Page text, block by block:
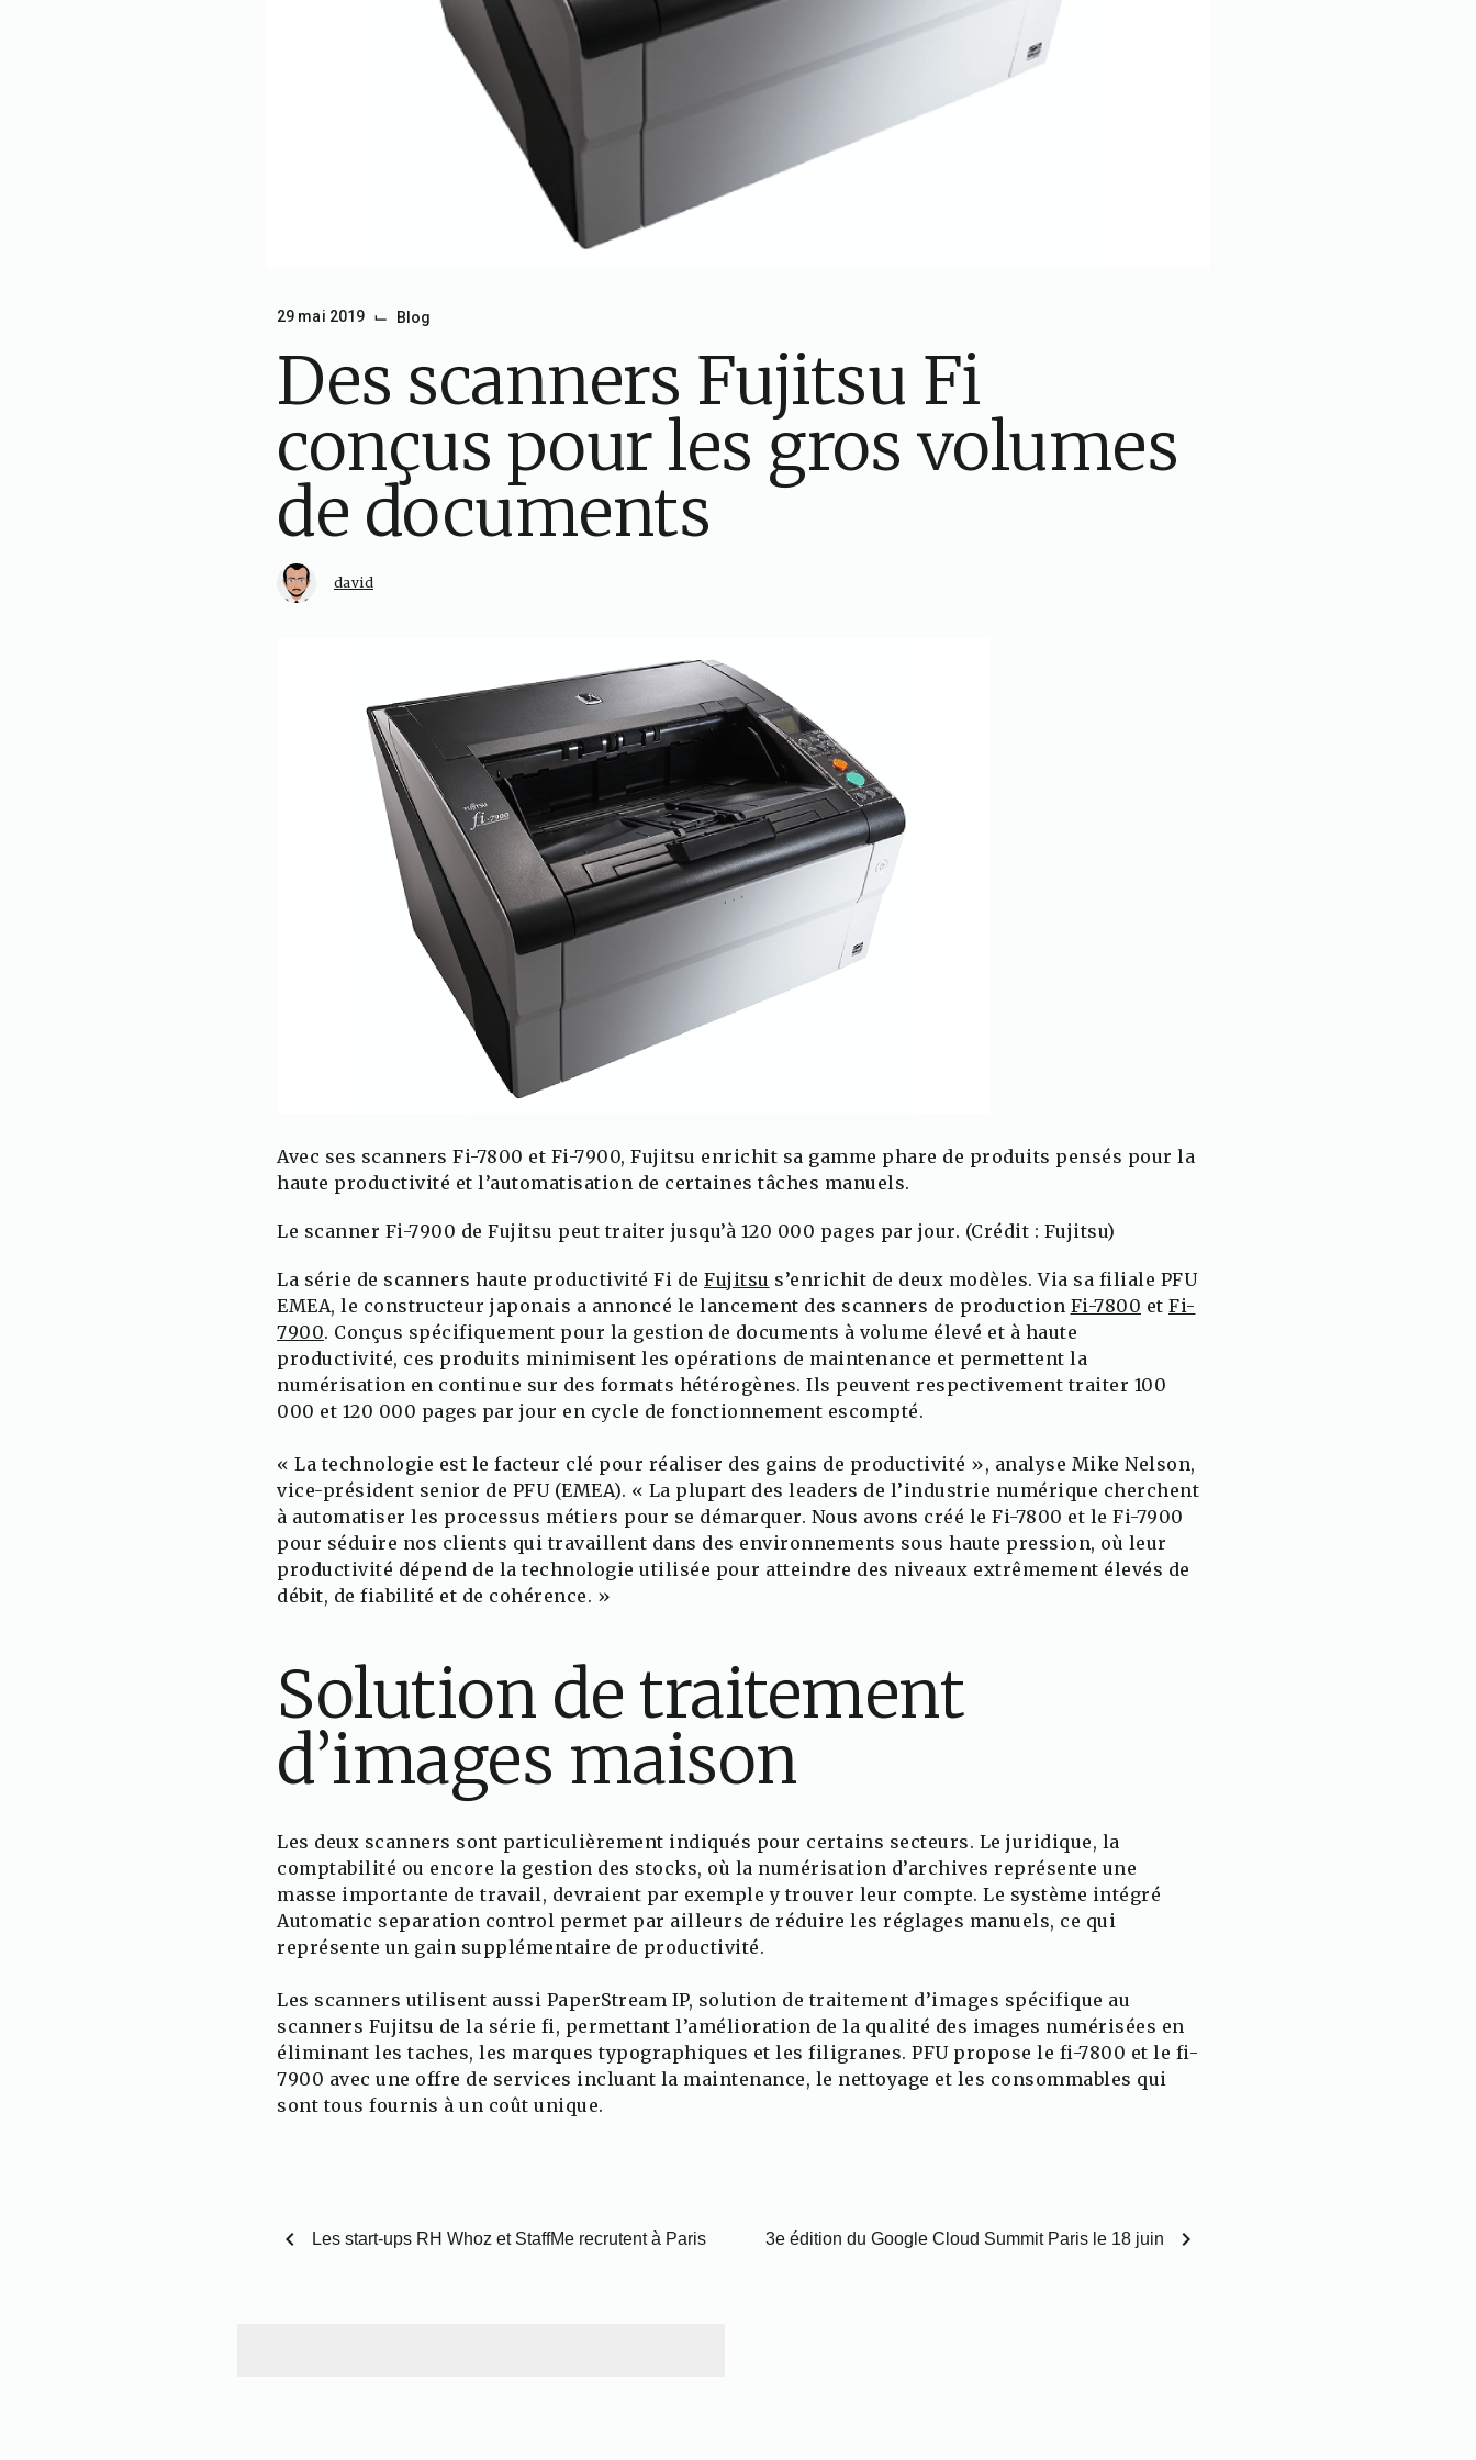
29 mai 2019 ⌙ Blog
Des scanners Fujitsu Fi
conçus pour les gros volumes
de documents
david
Avec ses scanners Fi-7800 et Fi-7900, Fujitsu enrichit sa gamme phare de produits pensés pour la
haute productivité et l’automatisation de certaines tâches manuels.
Le scanner Fi-7900 de Fujitsu peut traiter jusqu’à 120 000 pages par jour. (Crédit : Fujitsu)
La série de scanners haute productivité Fi de Fujitsu s’enrichit de deux modèles. Via sa filiale PFU
EMEA, le constructeur japonais a annoncé le lancement des scanners de production Fi-7800 et Fi-
7900. Conçus spécifiquement pour la gestion de documents à volume élevé et à haute
productivité, ces produits minimisent les opérations de maintenance et permettent la
numérisation en continue sur des formats hétérogènes. Ils peuvent respectivement traiter 100
000 et 120 000 pages par jour en cycle de fonctionnement escompté.
« La technologie est le facteur clé pour réaliser des gains de productivité », analyse Mike Nelson,
vice-président senior de PFU (EMEA). « La plupart des leaders de l’industrie numérique cherchent
à automatiser les processus métiers pour se démarquer. Nous avons créé le Fi-7800 et le Fi-7900
pour séduire nos clients qui travaillent dans des environnements sous haute pression, où leur
productivité dépend de la technologie utilisée pour atteindre des niveaux extrêmement élevés de
débit, de fiabilité et de cohérence. »
Solution de traitement
d’images maison
Les deux scanners sont particulièrement indiqués pour certains secteurs. Le juridique, la
comptabilité ou encore la gestion des stocks, où la numérisation d’archives représente une
masse importante de travail, devraient par exemple y trouver leur compte. Le système intégré
Automatic separation control permet par ailleurs de réduire les réglages manuels, ce qui
représente un gain supplémentaire de productivité.
Les scanners utilisent aussi PaperStream IP, solution de traitement d’images spécifique au
scanners Fujitsu de la série fi, permettant l’amélioration de la qualité des images numérisées en
éliminant les taches, les marques typographiques et les filigranes. PFU propose le fi-7800 et le fi-
7900 avec une offre de services incluant la maintenance, le nettoyage et les consommables qui
sont tous fournis à un coût unique.
chevron_left Les start-ups RH Whoz et StaffMe recrutent à Paris 3e édition du Google Cloud Summit Paris le 18 juin chevron_right